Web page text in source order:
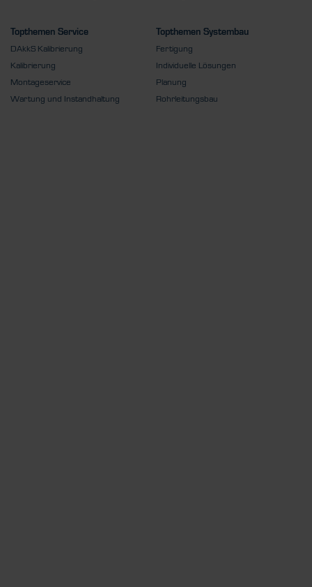
Topthemen Service
DAkkS Kalibrierung
Kalibrierung
Montageservice
Wartung und Instandhaltung
Topthemen Systembau
Fertigung
Individuelle Lösungen
Planung
Rohrleitungsbau